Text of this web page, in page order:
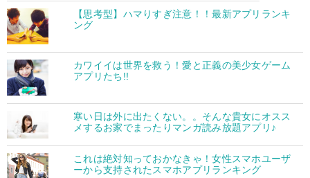
【思考型】ハマりすぎ注意！！最新アプリランキ
ング
カワイイは世界を救う！愛と正義の美少女ゲーム
アプリたち!!
寒い日は外に出たくない。。そんな貴女にオスス
メするお家でまったりマンガ読み放題アプリ♪
これは絶対知っておかなきゃ！女性スマホユーザ
ーから支持されたスマホアプリランキング